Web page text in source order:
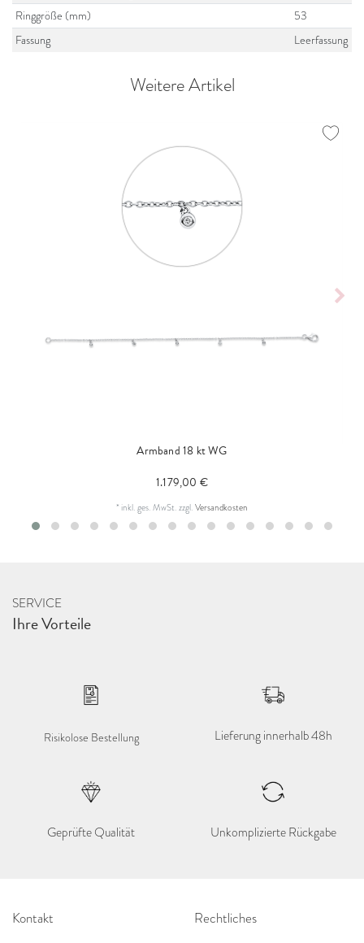
Ringgröße (mm)
53
Fassung
Leerfassung
Weitere Artikel
Armband 18 kt WG
1.179,00 €
* inkl. ges. MwSt.zzgl.Versandkosten
SERVICE
Ihre Vorteile
Risikolose Bestellung Lieferung innerhalb 48h
Geprüfte Qualität Unkomplizierte Rückgabe
Kontakt Rechtliches